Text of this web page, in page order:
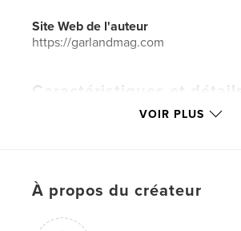
Site Web de l'auteur
https://garlandmag.com
Caractéristiques et détails
Catégorie principale: Livres d'art et
ISBN
Couverture rigide imprimée:
Date de publication:
VOIR PLUS
À propos du créateur